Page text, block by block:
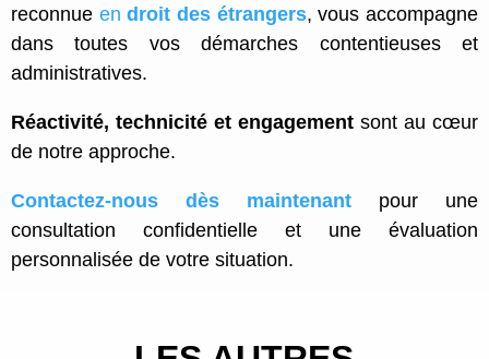
reconnue endroit des étrangers, vous accompagne
dans toutes vos démarches contentieuses et
administratives.
Réactivité, technicité et engagement sont au cœur
de notre approche.
Contactez-nous dès maintenant pour une
consultation confidentielle et une évaluation
personnalisée de votre situation.